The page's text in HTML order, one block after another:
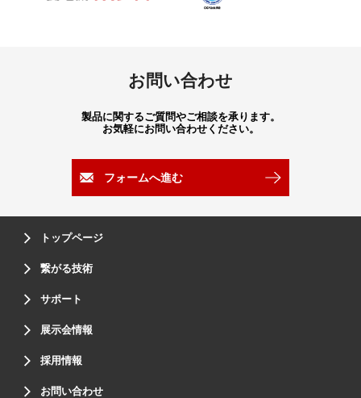
お問い合わせ
製品に関するご質問やご相談を承ります。
お気軽にお問い合わせください。
フォームへ進む
トップページ
繋がる技術
サポート
展示会情報
採用情報
お問い合わせ